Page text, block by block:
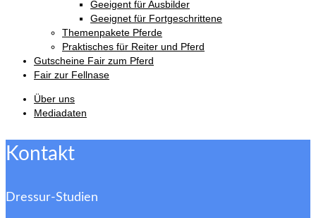
Geeigent für Ausbilder
Geeignet für Fortgeschrittene
Themenpakete Pferde
Praktisches für Reiter und Pferd
Gutscheine Fair zum Pferd
Fair zur Fellnase
Über uns
Mediadaten
Kontakt
Dressur-Studien